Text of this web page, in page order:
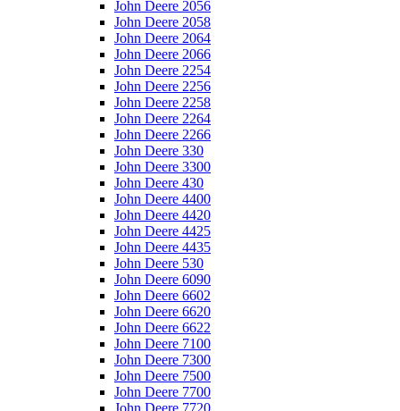
John Deere 2056
John Deere 2058
John Deere 2064
John Deere 2066
John Deere 2254
John Deere 2256
John Deere 2258
John Deere 2264
John Deere 2266
John Deere 330
John Deere 3300
John Deere 430
John Deere 4400
John Deere 4420
John Deere 4425
John Deere 4435
John Deere 530
John Deere 6090
John Deere 6602
John Deere 6620
John Deere 6622
John Deere 7100
John Deere 7300
John Deere 7500
John Deere 7700
John Deere 7720